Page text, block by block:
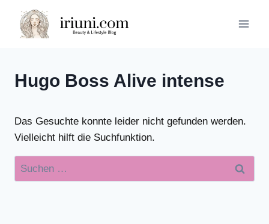
Inhalt
springen
Hugo Boss Alive intense
Das Gesuchte konnte leider nicht gefunden werden.
Vielleicht hilft die Suchfunktion.
Suchen
nach: